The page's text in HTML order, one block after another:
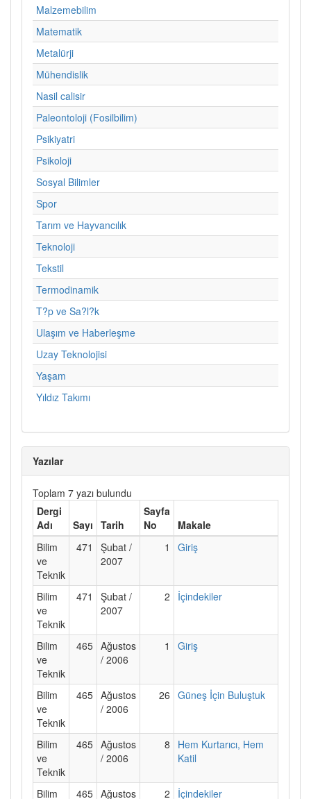
Malzemebilim
Matematik
Metalürji
Mühendislik
Nasil calisir
Paleontoloji (Fosilbilim)
Psikiyatri
Psikoloji
Sosyal Bilimler
Spor
Tarım ve Hayvancılık
Teknoloji
Tekstil
Termodinamik
T?p ve Sa?l?k
Ulaşım ve Haberleşme
Uzay Teknolojisi
Yaşam
Yıldız Takımı
Yazılar
Toplam 7 yazı bulundu
Dergi
Adı
Sayı Tarih
Sayfa
No
Makale
Bilim
ve
Teknik
471
Şubat /
2007
1 Giriş
Bilim
ve
Teknik
471
Şubat /
2007
2 İçindekiler
Bilim
ve
Teknik
465 Ağustos
/ 2006
1 Giriş
Bilim
ve
Teknik
465 Ağustos
/ 2006
26 Güneş İçin Buluştuk
Bilim
ve
Teknik
465 Ağustos
/ 2006
8
Hem Kurtarıcı, Hem
Katil
Bilim 465 Ağustos 2 İçindekiler